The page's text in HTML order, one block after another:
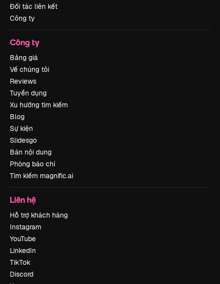
Đối tác liên kết
Công ty
Công ty
Bảng giá
Về chúng tôi
Reviews
Tuyển dụng
Xu hướng tìm kiếm
Blog
Sự kiện
Slidesgo
Bán nội dung
Phòng báo chí
Tìm kiếm magnific.ai
Liên hệ
Hỗ trợ khách hàng
Instagram
YouTube
LinkedIn
TikTok
Discord